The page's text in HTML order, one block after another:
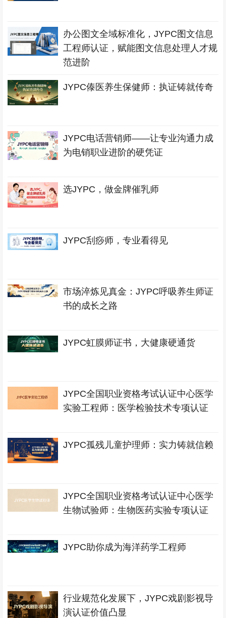
办公图文全域标准化，JYPC图文信息
工程师认证，赋能图文信息处理人才规
范进阶
JYPC傣医养生保健师：执证铸就传奇
JYPC电话营销师——让专业沟通力成
为电销职业进阶的硬凭证
选JYPC，做金牌催乳师
JYPC刮痧师，专业看得见
市场淬炼见真金：JYPC呼吸养生师证
书的成长之路
JYPC虹膜师证书，大健康硬通货
JYPC全国职业资格考试认证中心医学
实验工程师：医学检验技术专项认证
JYPC孤残儿童护理师：实力铸就信赖
JYPC全国职业资格考试认证中心医学
生物试验师：生物医药实验专项认证
JYPC助你成为海洋药学工程师
行业规范化发展下，JYPC戏剧影视导
演认证价值凸显